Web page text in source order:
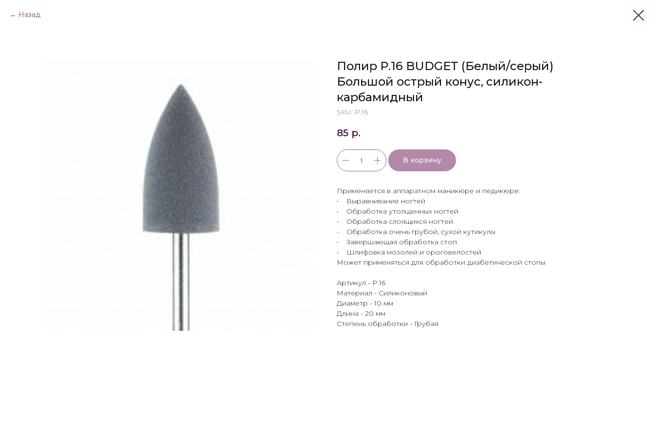
Назад
Полир P.16 BUDGET (Белый/серый)
Большой острый конус, силикон-
карбамидный
SKU: P.16
85 р.
В корзину
Применяется в аппаратном маникюре и педикюре:
• Выравнивание ногтей
• Обработка утолщенных ногтей
• Обработка слоящихся ногтей
• Обработка очень грубой, сухой кутикулы
• Завершающая обработка стоп
• Шлифовка мозолей и ороговелостей
Может применяться для обработки диабетической стопы
Артикул - P.16
Материал - Силиконовый
Диаметр - 10 мм
Длина - 20 мм
Степень обработки - Грубая